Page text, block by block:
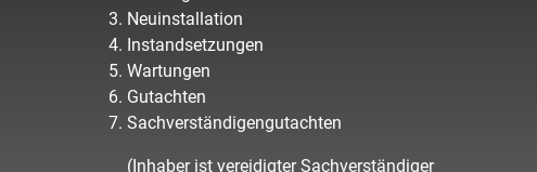
Neuinstallation
Instandsetzungen
Wartungen
Gutachten
Sachverständigengutachten
(Inhaber ist vereidigter Sachverständiger